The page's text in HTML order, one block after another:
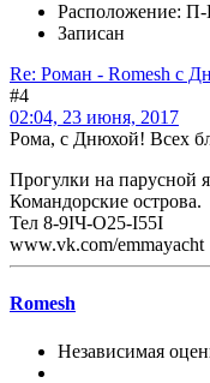
Расположение:
Записан
Re: Роман - Romesh с
#4
02:04, 23 июня, 2017
Рома, с Днюхой! Всех
Прогулки на парусной
Командорские острова.
Тел 8-9IЧ-O25-I55I
www.vk.com/emmayacht
Romesh
Независимая